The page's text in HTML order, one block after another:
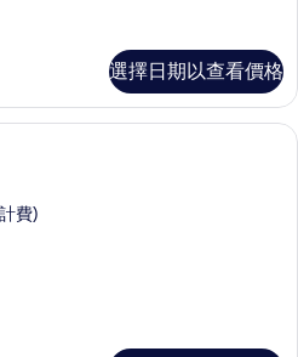
選擇日期以查看價格
標準客房, 2 張加大雙人床 | 書桌、免
費)